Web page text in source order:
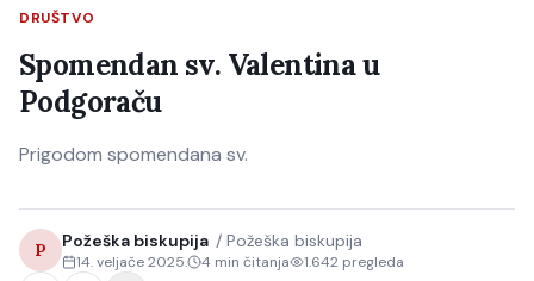
Poljoprivreda
Politika
Gospodarstvo
Sport
DRUŠTVO
Spomendan sv. Valentina u
Podgoraču
Prigodom spomendana sv.
P Požeška biskupija / Požeška biskupija
14. veljače 2025. 4 min čitanja 1.642 pregleda